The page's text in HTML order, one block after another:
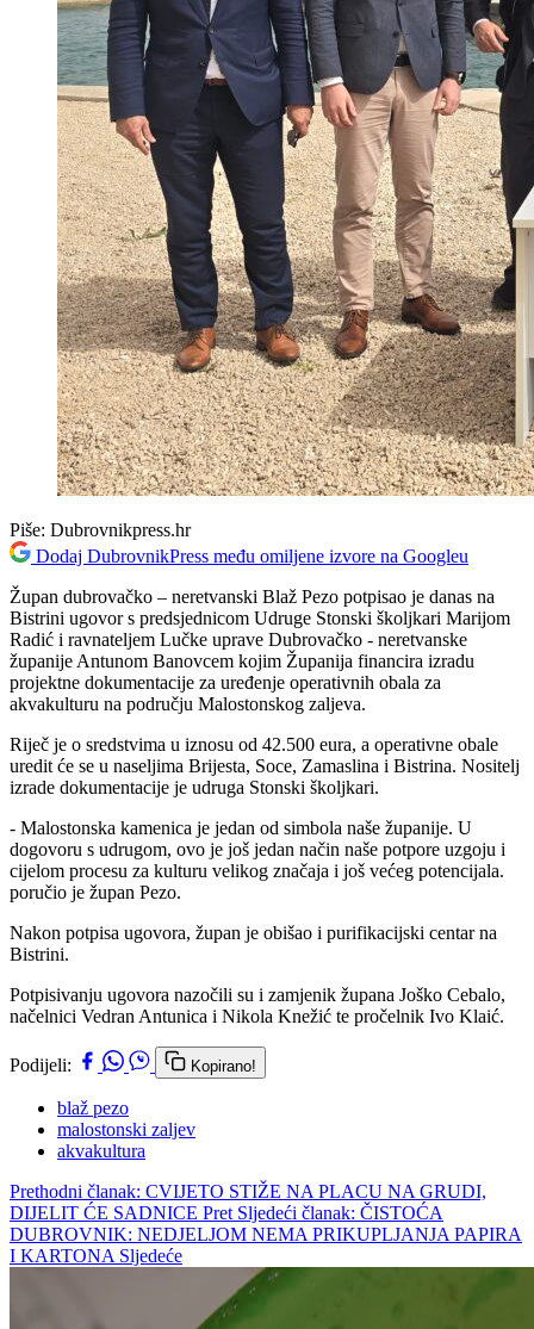
Piše: Dubrovnikpress.hr
Dodaj DubrovnikPress među omiljene izvore na Googleu
Župan dubrovačko – neretvanski Blaž Pezo potpisao je danas na
Bistrini ugovor s predsjednicom Udruge Stonski školjkari Marijom
Radić i ravnateljem Lučke uprave Dubrovačko - neretvanske
županije Antunom Banovcem kojim Županija financira izradu
projektne dokumentacije za uređenje operativnih obala za
akvakulturu na području Malostonskog zaljeva.
Riječ je o sredstvima u iznosu od 42.500 eura, a operativne obale
uredit će se u naseljima Brijesta, Soce, Zamaslina i Bistrina. Nositelj
izrade dokumentacije je udruga Stonski školjkari.
- Malostonska kamenica je jedan od simbola naše županije. U
dogovoru s udrugom, ovo je još jedan način naše potpore uzgoju i
cijelom procesu za kulturu velikog značaja i još većeg potencijala.
poručio je župan Pezo.
Nakon potpisa ugovora, župan je obišao i purifikacijski centar na
Bistrini.
Potpisivanju ugovora nazočili su i zamjenik župana Joško Cebalo,
načelnici Vedran Antunica i Nikola Knežić te pročelnik Ivo Klaić.
Podijeli: Kopirano!
blaž pezo
malostonski zaljev
akvakultura
Prethodni članak: CVIJETO STIŽE NA PLACU NA GRUDI,
DIJELIT ĆE SADNICE Pret Sljedeći članak: ČISTOĆA
DUBROVNIK: NEDJELJOM NEMA PRIKUPLJANJA PAPIRA
I KARTONA Sljedeće